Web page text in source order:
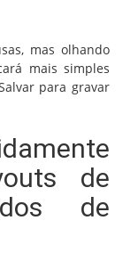
mas olhando
mais simples
para gravar
de
de